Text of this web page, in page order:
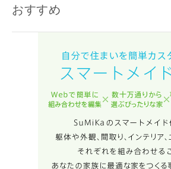
おすすめ